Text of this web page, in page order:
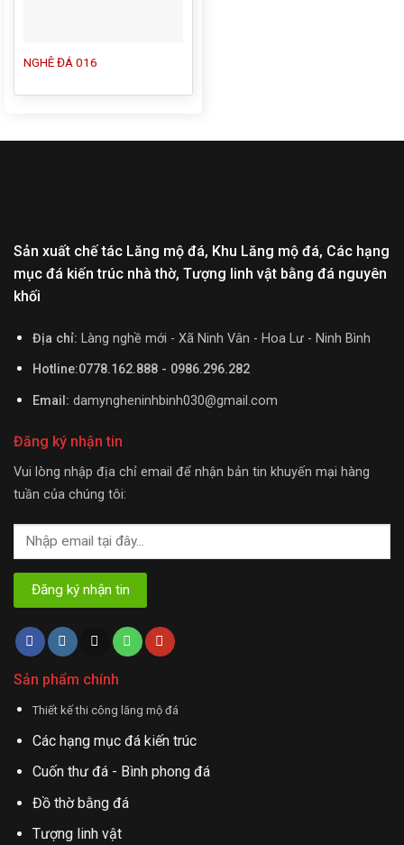
NGHÊ ĐÁ 016
Sản xuất chế tác Lăng mộ đá, Khu Lăng mộ đá, Các hạng
mục đá kiến trúc nhà thờ, Tượng linh vật bằng đá nguyên
khối
Địa chỉ: Làng nghề mới - Xã Ninh Vân - Hoa Lư - Ninh Bình
Hotline:0778.162.888 - 0986.296.282
Email: damyngheninhbinh030@gmail.com
Đăng ký nhận tin
Vui lòng nhập địa chỉ email để nhận bản tin khuyến mại hàng
tuần của chúng tôi:
Sản phẩm chính
Thiết kế thi công lăng mộ đá
Các hạng mục đá kiến trúc
Cuốn thư đá - Bình phong đá
Đồ thờ bằng đá
Tượng linh vật